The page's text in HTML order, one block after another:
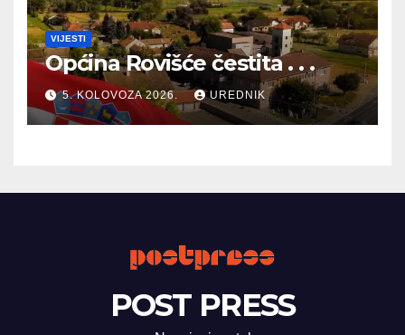
VIJESTI
Općina Rovišće čestita . . .
5. KOLOVOZA 2026. UREDNIK
POST PRESS